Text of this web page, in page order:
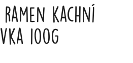
kachní
100g